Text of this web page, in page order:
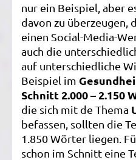
nur ein Beispiel, aber
davon zu überzeugen,
einen Social-Media-
auch die
auf unterschiedliche
Beispiel im
Schnitt 2.000 – 2.150
die sich mit de Thema
befassen, sollten die
1.850 Wörter liegen.
schon im Schnitt eine